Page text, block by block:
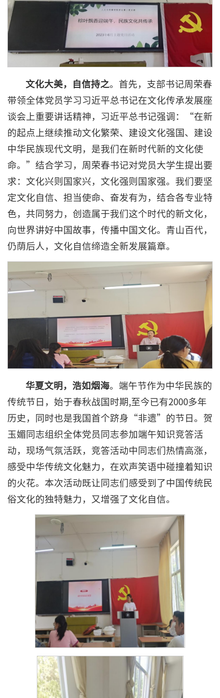
文化大美， 自信持之。首先，支部书记周荣春
带领全体党员学习习近平总书记在文化传承发展座
谈会上重要讲话精神，习近平总书记强调：“在新
的起点上继续推动文化繁荣、建设文化强国、建设
中华民族现代文明，是我们在新时代新的文化使
命。”结合学习，周荣春书记对党员大学生提出要
求：文化兴则国家兴，文化强则国家强。我们要坚
定文化自信、担当使命、奋发有为，结合各专业特
色，共同努力，创造属于我们这个时代的新文化，
向世界讲好中国故事，传播中国文化。青山百代，
仍荫后人，文化自信缔造全新发展篇章。
华夏文明，浩如烟海。端午节作为中华民族的
传统节日，始于春秋战国时期,至今已有2000多年
历史，同时也是我国首个跻身“非遗”的节日。贺
玉媚同志组织全体党员同志参加端午知识竞答活
动，现场气氛活跃，竞答活动中同志们热情高涨，
感受中华传统文化魅力，在欢声笑语中碰撞着知识
的火花。本次活动既让同志们感受到了中国传统民
俗文化的独特魅力，又增强了文化自信。